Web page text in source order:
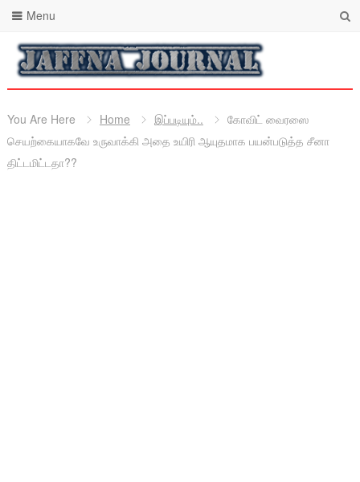
Menu
You Are Here Home இப்படியும்..
கோவிட் வைரஸை
செயற்கையாகவே உருவாக்கி அதை உயிரி ஆயுதமாக பயன்படுத்த சீனா
திட்டமிட்டதா??